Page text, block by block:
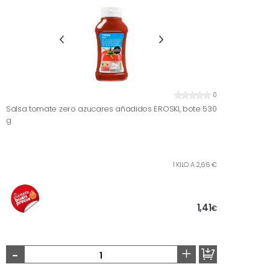
0
Salsa tomate zero azucares añadidos EROSKI, bote 530
g
1 KILO A 2,66 €
1,41€
- +